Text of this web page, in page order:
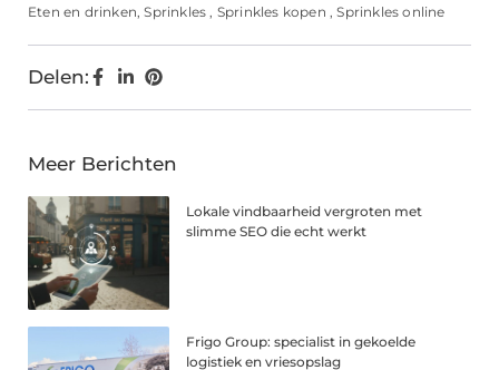
Eten en drinken,Sprinkles , Sprinkles kopen ,Sprinkles online
Delen:
Meer Berichten
Lokale vindbaarheid vergroten met
slimme SEO die echt werkt
Frigo Group: specialist in gekoelde
logistiek en vriesopslag